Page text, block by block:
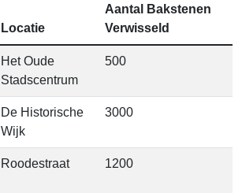
Locatie
Aantal Bakstenen
Verwisseld
Het Oude
Stadscentrum
500
De Historische
Wijk
3000
Roodestraat 1200